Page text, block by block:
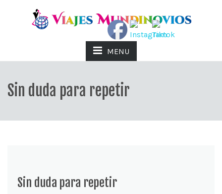
MENU
Sin duda para repetir
Sin duda para repetir